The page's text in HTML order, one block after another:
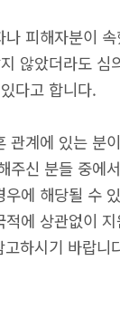
피해자분이
않았더라도 심
다고 합니다.
관계에 있는 분
주신 분들 중에
에 해당될 수
적에 상관없이
하시기 바랍니